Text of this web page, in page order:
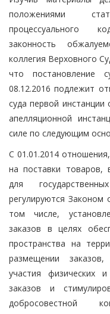
положениями
процессуального
законность
коллегия Верховного
что постановление
08.12.2016 подлежит
суда первой инстанции
апелляционной
силе по следующим
С 01.01.2014
на поставки товаров,
для
регулируются Законом
том числе,
заказов в целях
пространства на
размещении
участия физических
заказов и
добросовестной